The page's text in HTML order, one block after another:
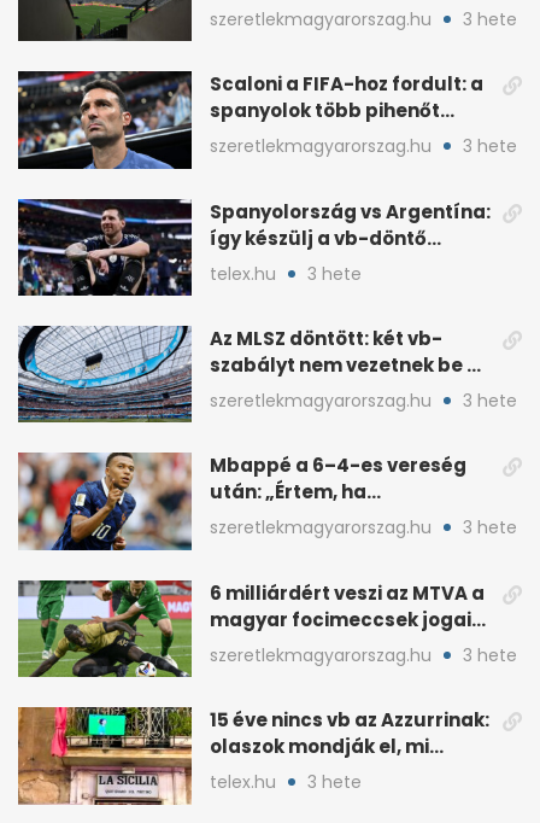
MetLife-pályájára
szeretlekmagyarorszag.hu 3 hete
Scaloni a FIFA-hoz fordult: a
spanyolok több pihenőt
kaptak a vb-döntőre
szeretlekmagyarorszag.hu 3 hete
Spanyolország vs Argentína:
így készülj a vb-döntő
taktikai csatájára
telex.hu 3 hete
Az MLSZ döntött: két vb-
szabályt nem vezetnek be az
NB I-ben
szeretlekmagyarorszag.hu 3 hete
Mbappé a 6–4-es vereség
után: „Értem, ha
pofátlanságnak tűnt”
szeretlekmagyarorszag.hu 3 hete
6 milliárdért veszi az MTVA a
magyar focimeccsek jogait
a 2026–27-es idényre
szeretlekmagyarorszag.hu 3 hete
15 éve nincs vb az Azzurrinak:
olaszok mondják el, mi
romlott el
telex.hu 3 hete